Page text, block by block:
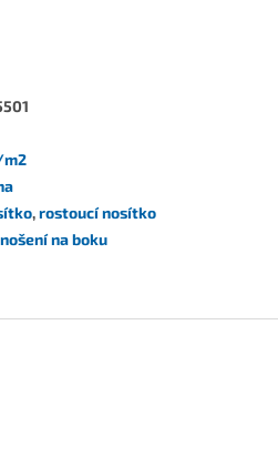
m2
,rostoucí nosítko
na boku